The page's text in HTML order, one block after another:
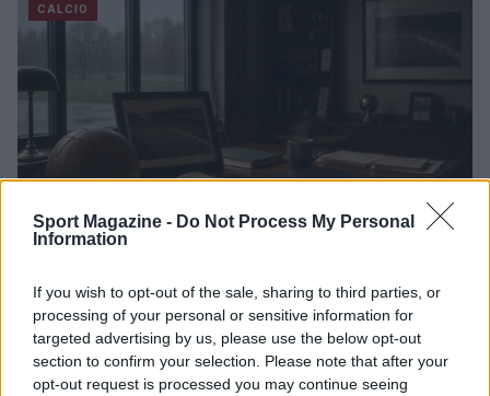
Sport Magazine - Do Not Process My Personal
Information
If you wish to opt-out of the sale, sharing to third parties, or
processing of your personal or sensitive information for
targeted advertising by us, please use the below opt-out
section to confirm your selection. Please note that after your
opt-out request is processed you may continue seeing
CALCIO
Sian Massey-Ellis lascia il campo per un ruolo chiave
nella Football Association
Andrea Conforti · 7 Ago 2026